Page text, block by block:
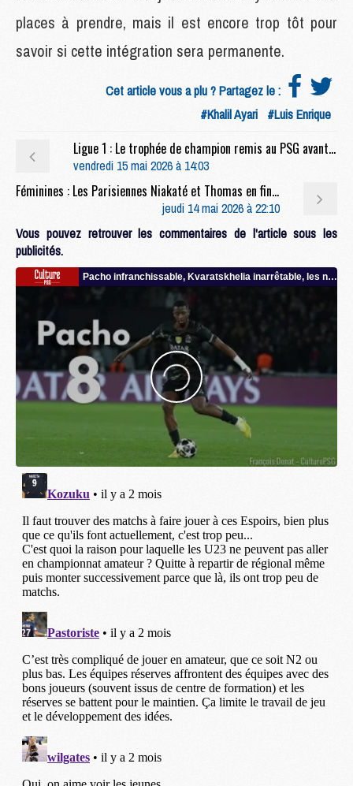
places à prendre, mais il est encore trop tôt pour
savoir si cette intégration sera permanente.
Cet article vous a plu ? Partagez le :
#Khalil Ayari #Luis Enrique
Ligue 1 : Le trophée de champion remis au PSG avant son dernier match ?
vendredi 15 mai 2026 à 14:03
Féminines : Les Parisiennes Niakaté et Thomas en finale de l'Euro U17 féminin face à l'Allemagne
jeudi 14 mai 2026 à 22:10
Vous pouvez retrouver les commentaires de l'article sous les
publicités.